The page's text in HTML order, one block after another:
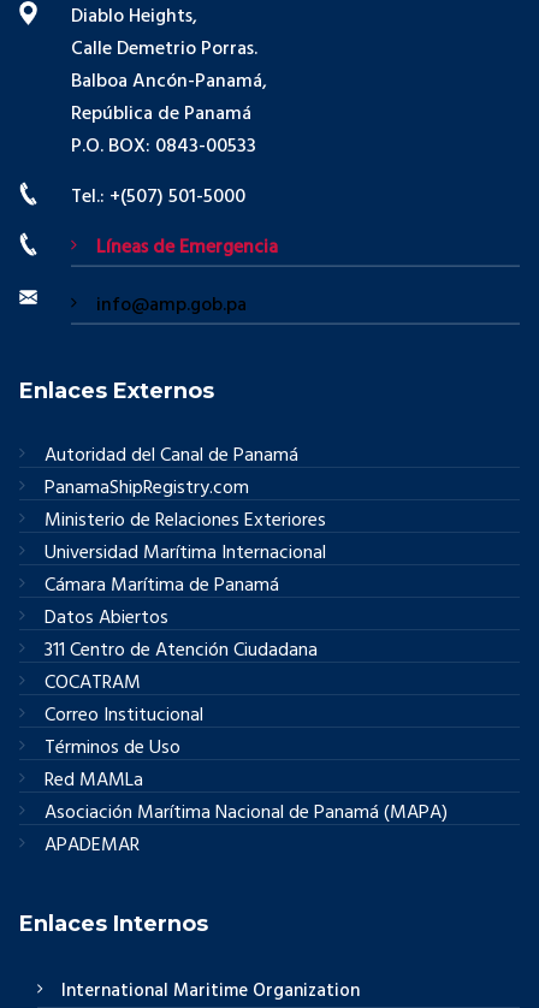
Diablo Heights,
Calle Demetrio Porras.
Balboa Ancón-Panamá,
República de Panamá
P.O. BOX: 0843-00533
Tel.: +(507) 501-5000
Líneas de Emergencia
info@amp.gob.pa
Enlaces Externos
Autoridad del Canal de Panamá
PanamaShipRegistry.com
Ministerio de Relaciones Exteriores
Universidad Marítima Internacional
Cámara Marítima de Panamá
Datos Abiertos
311 Centro de Atención Ciudadana
COCATRAM
Correo Institucional
Términos de Uso
Red MAMLa
Asociación Marítima Nacional de Panamá (MAPA)
APADEMAR
Enlaces Internos
International Maritime Organization